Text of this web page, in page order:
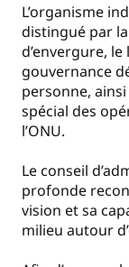
L’organisme
distingué par
d’envergure,
gouvernance
personne,
spécial des
l’ONU.
Le conseil
profonde
vision et sa
milieu autour